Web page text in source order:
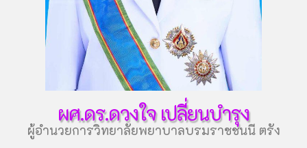
ผศ.ดร.ดวงใจ เปลี่ยนบำรุง
ผู้อำนวยการวิทยาลัยพยาบาลบรมราชชนนี ตรัง